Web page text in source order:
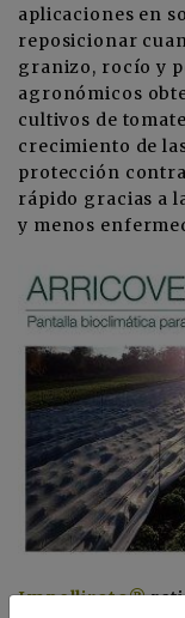
aplicaciones en
reposicionar
granizo, rocío y
agronómicos
cultivos de
crecimiento de
protección
rápido gracias a
y menos
Impollirete®